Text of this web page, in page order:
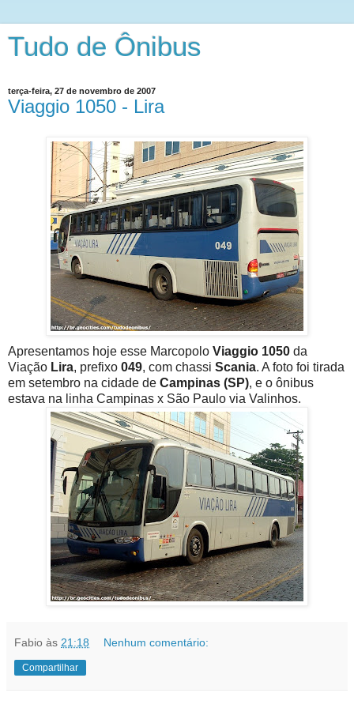
Tudo de Ônibus
terça-feira, 27 de novembro de 2007
Viaggio 1050 - Lira
Apresentamos hoje esse Marcopolo Viaggio 1050 da
Viação Lira, prefixo 049, com chassi Scania. A foto foi tirada
em setembro na cidade de Campinas (SP), e o ônibus
estava na linha Campinas x São Paulo via Valinhos.
Fabio às 21:18 Nenhum comentário:
Compartilhar